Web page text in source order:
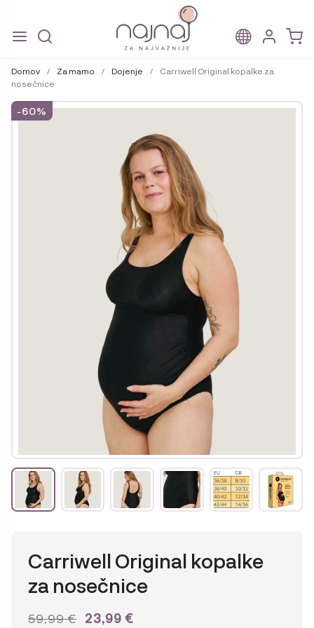
to
navigation
to
content
Domov / Za mamo / Dojenje /
Carriwell Original kopalke za
nosečnice
-60%
Carriwell Original kopalke
za nosečnice
59,99€ IZVIRNA
23,99 €TRENUTNA